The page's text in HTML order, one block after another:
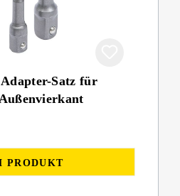
Satz für
PRODUKT